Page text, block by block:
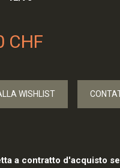
CHF
WISHLIST
a contratto d'acquisto